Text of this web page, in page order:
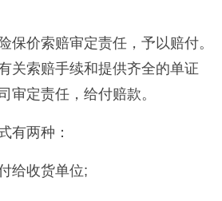
保价索赔审定责任，予以赔付。
关索赔手续和提供齐全的单证
审定责任，给付赔款。
有两种：
给收货单位;